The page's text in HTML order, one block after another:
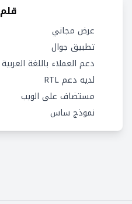
قلم
عرض مجاني
تطبيق جوال
دعم العملاء باللغة العربية
لديه دعم RTL
مستضاف على الويب
نموذج ساس